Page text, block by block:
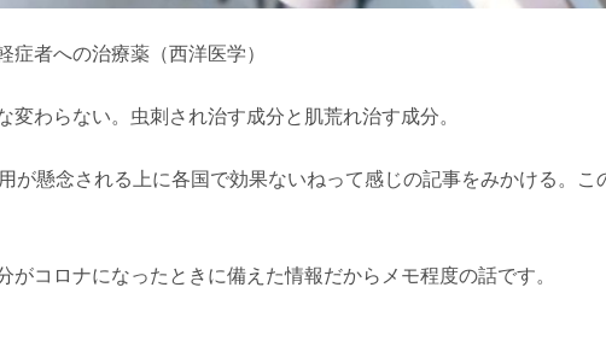
症者への治療薬（西洋医学）
変わらない。虫刺され治す成分と肌荒れ治す成分。
が懸念される上に各国で効果ないねって感じの記事をみかける。
がコロナになったときに備えた情報だからメモ程度の話です。